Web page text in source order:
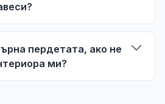
пердетата, ако не
ми?